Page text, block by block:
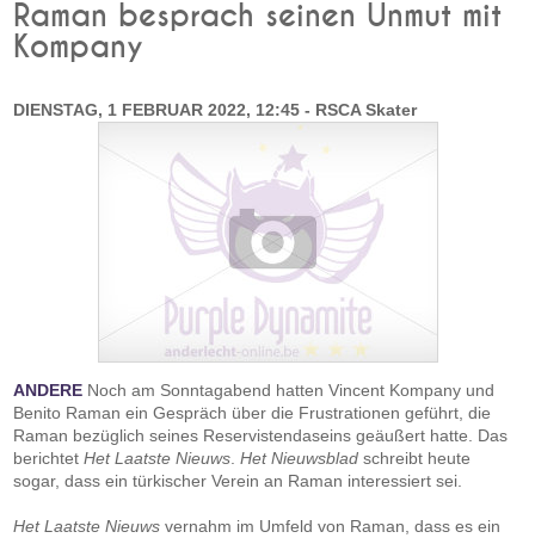
Raman besprach seinen Unmut mit
Kompany
DIENSTAG, 1 FEBRUAR 2022, 12:45 - RSCA Skater
ANDERE Noch am Sonntagabend hatten Vincent Kompany und
Benito Raman ein Gespräch über die Frustrationen geführt, die
Raman bezüglich seines Reservistendaseins geäußert hatte. Das
berichtetHet Laatste Nieuws .Het Nieuwsblad schreibt heute
sogar, dass ein türkischer Verein an Raman interessiert sei.
Het Laatste Nieuws vernahm im Umfeld von Raman, dass es ein